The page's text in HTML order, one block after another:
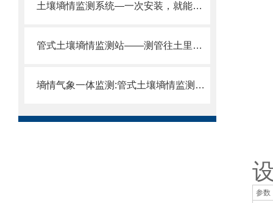
土壤墒情监测系统—一次安装，就能了解土壤从上到下的水分分布情况。
管式土壤墒情监测站——测管往土里一插，就能时时刻刻盯着土壤的水分变化。
墒情气象一体监测:管式土壤墒情监测站全面掌握土壤微环境变化。
参数